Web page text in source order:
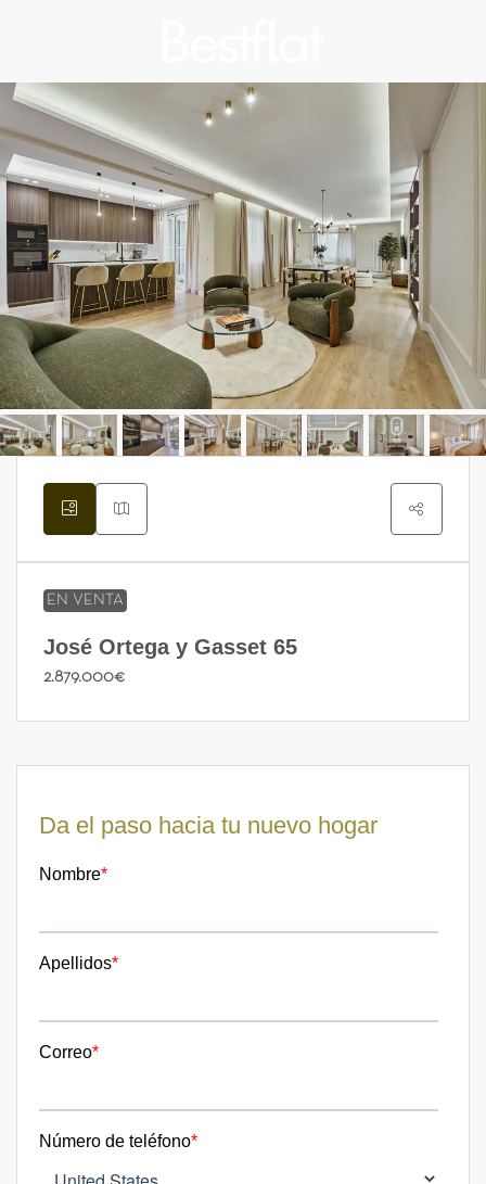
EN VENTA
José Ortega y Gasset 65
2.879.000€